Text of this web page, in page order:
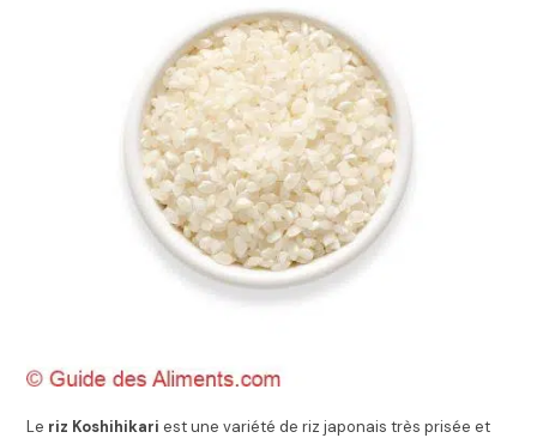
Le riz Koshihikari est une variété de riz japonais très prisée et